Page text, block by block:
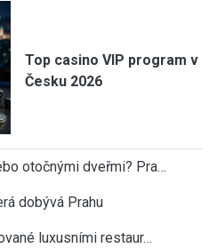
Top casino VIP program v
Česku 2026
otočnými dveřmi? Pra…
dobývá Prahu
luxusními restaur…